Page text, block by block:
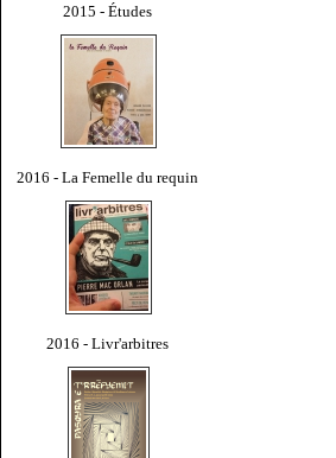
2015 - Études
2016 - La Femelle du requin
2016 - Livr'arbitres